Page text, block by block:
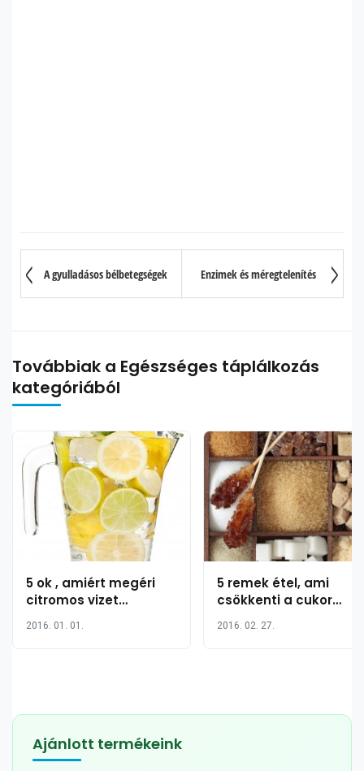
A gyulladásos bélbetegségek Enzimek és méregtelenítés
Továbbiak a Egészséges táplálkozás
kategóriából
5 ok , amiért megéri
citromos vizet
reggel
2016. 01. 01.
5 remek étel, ami
csökkenti a cukor
2016. 02. 27.
Ajánlott termékeink